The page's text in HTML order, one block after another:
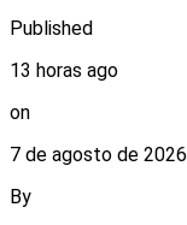
Published
13 horas ago
on
7 de agosto de 2026
By